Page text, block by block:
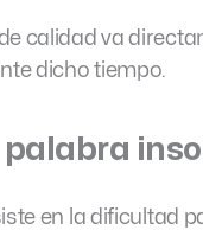
de calidad va
dicho tiempo.
palabra
en la dificultad